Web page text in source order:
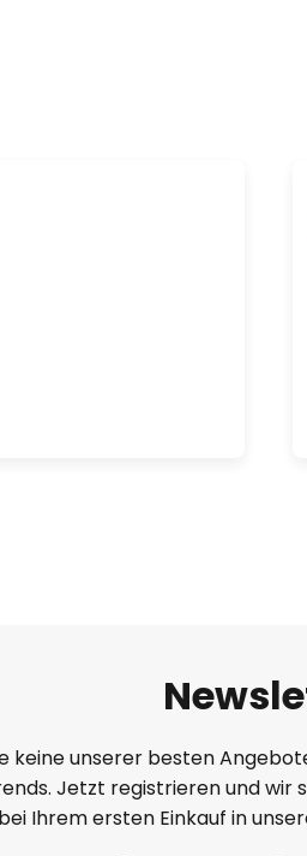
keine unserer besten
Jetzt registrieren und wir
Ihrem ersten Einkauf in